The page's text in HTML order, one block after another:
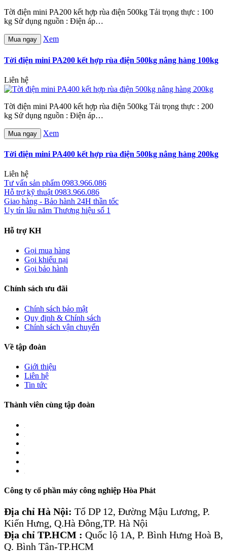
Tời điện mini PA200 kết hợp rùa điện 500kg Tải trọng thực : 100
kg Sử dụng nguồn : Điện áp…
Mua ngay Xem
Tời điện mini PA200 kết hợp rùa điện 500kg nâng hàng 100kg
Liên hệ
Tời điện mini PA400 kết hợp rùa điện 500kg Tải trọng thực : 200
kg Sử dụng nguồn : Điện áp…
Mua ngay Xem
Tời điện mini PA400 kết hợp rùa điện 500kg nâng hàng 200kg
Liên hệ
Tư vấn sản phẩm 0983.966.086
Hỗ trợ kỹ thuật 0983.966.086
Giao hàng - Bảo hành 24H thần tốc
Uy tín lâu năm Thương hiệu số 1
Hỗ trợ KH
Gọi mua hàng
Gọi khiếu nại
Gọi bảo hành
Chính sách ưu đãi
Chính sách bảo mật
Quy định & Chính sách
Chính sách vận chuyển
Về tập đoàn
Giới thiệu
Liên hệ
Tin tức
Thành viên cùng tập đoàn
Công ty cổ phần máy công nghiệp Hòa Phát
Địa chỉ Hà Nội: Tổ DP 12, Đường Mậu Lương, P.
Kiến Hưng, Q.Hà Đông,TP. Hà Nội
Địa chỉ TP.HCM : Quốc lộ 1A, P. Bình Hưng Hoà B,
Q. Bình Tân-TP.HCM